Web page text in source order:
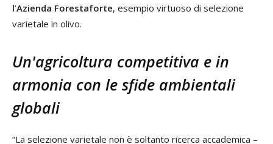
l’Azienda Forestaforte, esempio virtuoso di selezione
varietale in olivo.
Un'agricoltura competitiva e in
armonia con le sfide ambientali
globali
“La selezione varietale non è soltanto ricerca accademica –